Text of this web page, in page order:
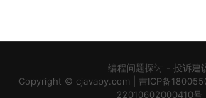
编程问题探讨 - 投诉建
Copyright © cjavapy.com 吉ICP备
22010602000410号